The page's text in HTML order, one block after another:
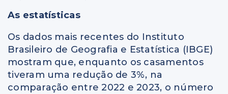
As estatísticas
Os dados mais recentes do Instituto
Brasileiro de Geografia e Estatística (IBGE)
mostram que, enquanto os casamentos
tiveram uma redução de 3%, na
comparação entre 2022 e 2023, o número